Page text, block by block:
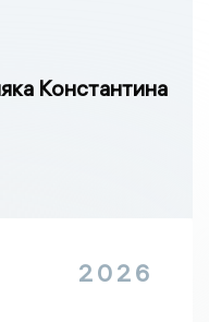
Константина
2026